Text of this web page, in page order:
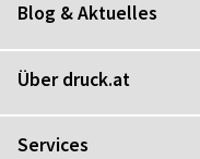
Blog & Aktuelles
Über druck.at
Services